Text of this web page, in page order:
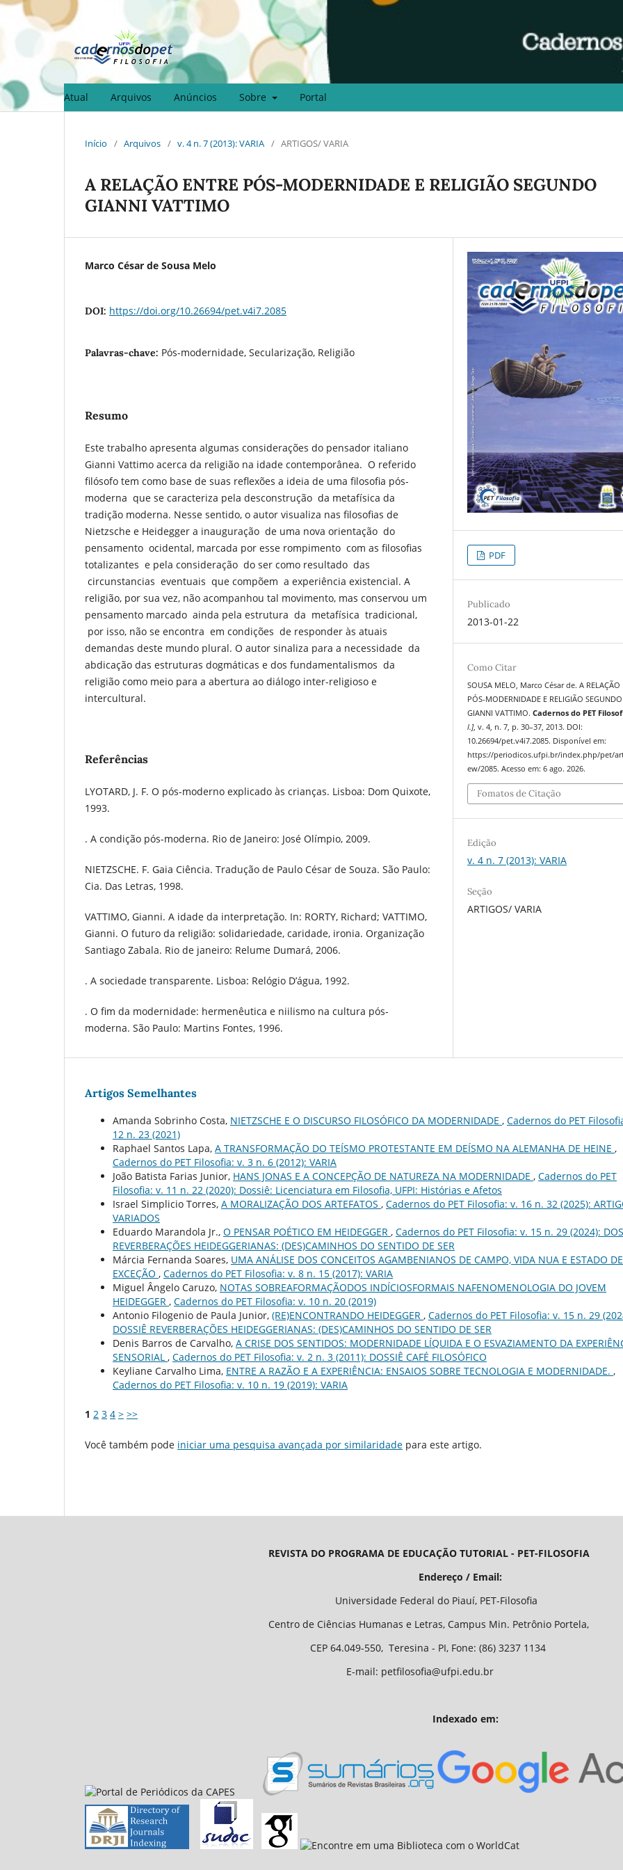
Atual Arquivos Anúncios Sobre Portal
Início / Arquivos / v. 4 n. 7 (2013): VARIA / ARTIGOS/ VARIA
A RELAÇÃO ENTRE PÓS-MODERNIDADE E RELIGIÃO SEGUNDO
GIANNI VATTIMO
Marco César de Sousa Melo
DOI: https://doi.org/10.26694/pet.v4i7.2085
Palavras-chave: Pós-modernidade, Secularização, Religião
Resumo
Este trabalho apresenta algumas considerações do pensador italiano
Gianni Vattimo acerca da religião na idade contemporânea. O referido
filósofo tem como base de suas reflexões a ideia de uma filosofia pós-
moderna que se caracteriza pela desconstrução da metafísica da
tradição moderna. Nesse sentido, o autor visualiza nas filosofias de
Nietzsche e Heidegger a inauguração de uma nova orientação do
pensamento ocidental, marcada por esse rompimento com as filosofias
totalizantes e pela consideração do ser como resultado das
circunstancias eventuais que compõem a experiência existencial. A
religião, por sua vez, não acompanhou tal movimento, mas conservou um
pensamento marcado ainda pela estrutura da metafísica tradicional,
por isso, não se encontra em condições de responder às atuais
demandas deste mundo plural. O autor sinaliza para a necessidade da
abdicação das estruturas dogmáticas e dos fundamentalismos da
religião como meio para a abertura ao diálogo inter-religioso e
intercultural.
Referências
LYOTARD, J. F. O pós-moderno explicado às crianças. Lisboa: Dom Quixote,
1993.
. A condição pós-moderna. Rio de Janeiro: José Olímpio, 2009.
NIETZSCHE. F. Gaia Ciência. Tradução de Paulo César de Souza. São Paulo:
Cia. Das Letras, 1998.
VATTIMO, Gianni. A idade da interpretação. In: RORTY, Richard; VATTIMO,
Gianni. O futuro da religião: solidariedade, caridade, ironia. Organização
Santiago Zabala. Rio de janeiro: Relume Dumará, 2006.
. A sociedade transparente. Lisboa: Relógio D’água, 1992.
. O fim da modernidade: hermenêutica e niilismo na cultura pós-
moderna. São Paulo: Martins Fontes, 1996.
PDF
Publicado
2013-01-22
Como Citar
SOUSA MELO, Marco César de. A RELAÇÃO
PÓS-MODERNIDADE E RELIGIÃO SEGUNDO
GIANNI VATTIMO.Cadernos do PET
l.], v. 4, n. 7, p. 30–37, 2013. DOI:
10.26694/pet.v4i7.2085. Disponível em:
https://periodicos.ufpi.br/index.php/pet/
ew/2085. Acesso em: 6 ago. 2026.
Fomatos de Citação
Edição
v. 4 n. 7 (2013): VARIA
Seção
ARTIGOS/ VARIA
Artigos Semelhantes
Amanda Sobrinho Costa, NIETZSCHE E O DISCURSO FILOSÓFICO DA MODERNIDADE , Cadernos do PET
12 n. 23 (2021)
Raphael Santos Lapa, A TRANSFORMAÇÃO DO TEÍSMO PROTESTANTE EM DEÍSMO NA ALEMANHA DE HEINE ,
Cadernos do PET Filosofia: v. 3 n. 6 (2012): VARIA
João Batista Farias Junior, HANS JONAS E A CONCEPÇÃO DE NATUREZA NA MODERNIDADE , Cadernos do PET
Filosofia: v. 11 n. 22 (2020): Dossiê: Licenciatura em Filosofia, UFPI: Histórias e Afetos
Israel Simplicio Torres, A MORALIZAÇÃO DOS ARTEFATOS , Cadernos do PET Filosofia: v. 16 n. 32 (2025):
VARIADOS
Eduardo Marandola Jr., O PENSAR POÉTICO EM HEIDEGGER , Cadernos do PET Filosofia: v. 15 n. 29 (2024):
REVERBERAÇÕES HEIDEGGERIANAS: (DES)CAMINHOS DO SENTIDO DE SER
Márcia Fernanda Soares, UMA ANÁLISE DOS CONCEITOS AGAMBENIANOS DE CAMPO, VIDA NUA E ESTADO DE
EXCEÇÃO , Cadernos do PET Filosofia: v. 8 n. 15 (2017): VARIA
Miguel Ângelo Caruzo, NOTAS SOBREAFORMAÇÃODOS INDÍCIOSFORMAIS NAFENOMENOLOGIA DO JOVEM
HEIDEGGER , Cadernos do PET Filosofia: v. 10 n. 20 (2019)
Antonio Filogenio de Paula Junior, (RE)ENCONTRANDO HEIDEGGER , Cadernos do PET Filosofia: v. 15 n. 29
DOSSIÊ REVERBERAÇÕES HEIDEGGERIANAS: (DES)CAMINHOS DO SENTIDO DE SER
Denis Barros de Carvalho, A CRISE DOS SENTIDOS: MODERNIDADE LÍQUIDA E O ESVAZIAMENTO DA
SENSORIAL , Cadernos do PET Filosofia: v. 2 n. 3 (2011): DOSSIÊ CAFÉ FILOSÓFICO
Keyliane Carvalho Lima, ENTRE A RAZÃO E A EXPERIÊNCIA: ENSAIOS SOBRE TECNOLOGIA E MODERNIDADE. ,
Cadernos do PET Filosofia: v. 10 n. 19 (2019): VARIA
1 2 3 4 > >>
Você também pode iniciar uma pesquisa avançada por similaridade para este artigo.
REVISTA DO PROGRAMA DE EDUCAÇÃO TUTORIAL - PET-FILOSOFIA
Endereço / Email:
Universidade Federal do Piauí, PET-Filosofia
Centro de Ciências Humanas e Letras, Campus Min. Petrônio Portela,
CEP 64.049-550, Teresina - PI, Fone: (86) 3237 1134
E-mail: petfilosofia@ufpi.edu.br
Indexado em: